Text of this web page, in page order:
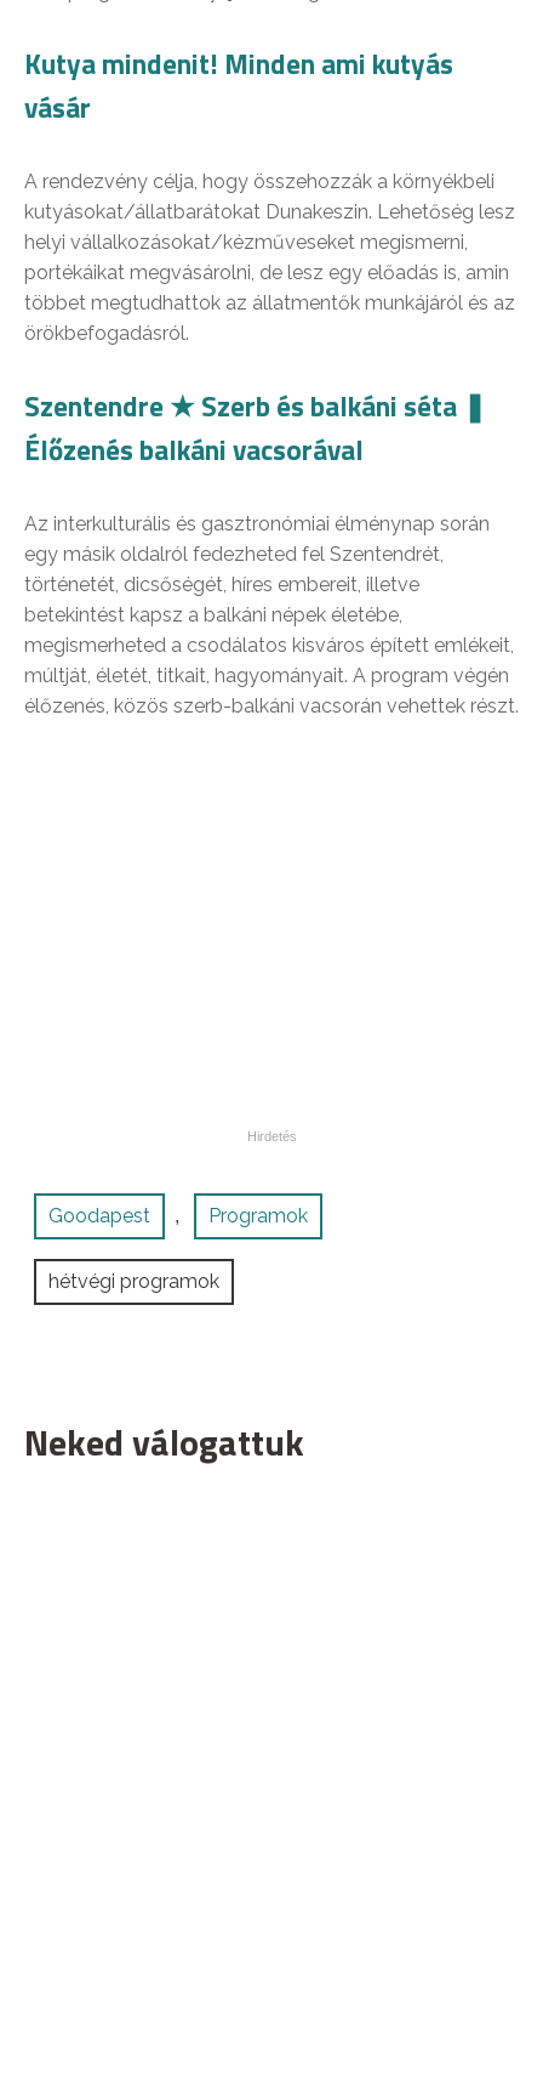
Kutya mindenit! Minden ami kutyás
vásár
A rendezvény célja, hogy összehozzák a környékbeli
kutyásokat/állatbarátokat Dunakeszin. Lehetőség lesz
helyi vállalkozásokat/kézműveseket megismerni,
portékáikat megvásárolni, de lesz egy előadás is, amin
többet megtudhattok az állatmentők munkájáról és az
örökbefogadásról.
Szentendre ★ Szerb és balkáni séta ❚
Élőzenés balkáni vacsorával
Az interkulturális és gasztronómiai élménynap során
egy másik oldalról fedezheted fel Szentendrét,
történetét, dicsőségét, híres embereit, illetve
betekintést kapsz a balkáni népek életébe,
megismerheted a csodálatos kisváros épített emlékeit,
múltját, életét, titkait, hagyományait. A program végén
élőzenés, közös szerb-balkáni vacsorán vehettek részt.
Goodapest , Programok
hétvégi programok
Neked válogattuk